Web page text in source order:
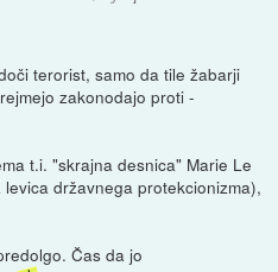
terorist, samo da tile žabarji
zakonodajo proti -
t.i. "skrajna desnica" Marie Le
državnega protekcionizma),
Čas da jo